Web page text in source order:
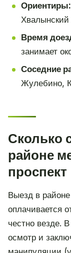
Ориентиры:
Хвалынский
Время
занимает
Соседние
Жулебино,
Сколько
районе
проспект
Выезд в
оплачивается
честно везде.
осмотр и